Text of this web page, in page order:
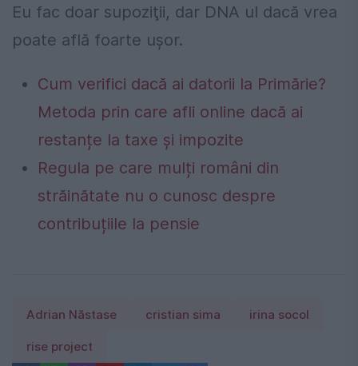
Eu fac doar supoziţii, dar DNA ul dacă vrea
poate află foarte uşor.
Cum verifici dacă ai datorii la Primărie?
Metoda prin care afli online dacă ai
restanțe la taxe și impozite
Regula pe care mulți români din
străinătate nu o cunosc despre
contribuțiile la pensie
Adrian Năstase cristian sima irina socol
rise project